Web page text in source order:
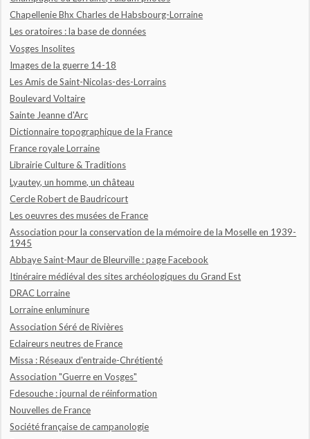
Chapellenie Bhx Charles de Habsbourg-Lorraine
Les oratoires : la base de données
Vosges Insolites
Images de la guerre 14-18
Les Amis de Saint-Nicolas-des-Lorrains
Boulevard Voltaire
Sainte Jeanne d'Arc
Dictionnaire topographique de la France
France royale Lorraine
Librairie Culture & Traditions
Lyautey, un homme, un château
Cercle Robert de Baudricourt
Les oeuvres des musées de France
Association pour la conservation de la mémoire de la Moselle en 1939-
1945
Abbaye Saint-Maur de Bleurville : page Facebook
Itinéraire médiéval des sites archéologiques du Grand Est
DRAC Lorraine
Lorraine enluminure
Association Séré de Rivières
Eclaireurs neutres de France
Missa : Réseaux d'entraide-Chrétienté
Association "Guerre en Vosges"
Fdesouche : journal de réinformation
Nouvelles de France
Société française de campanologie